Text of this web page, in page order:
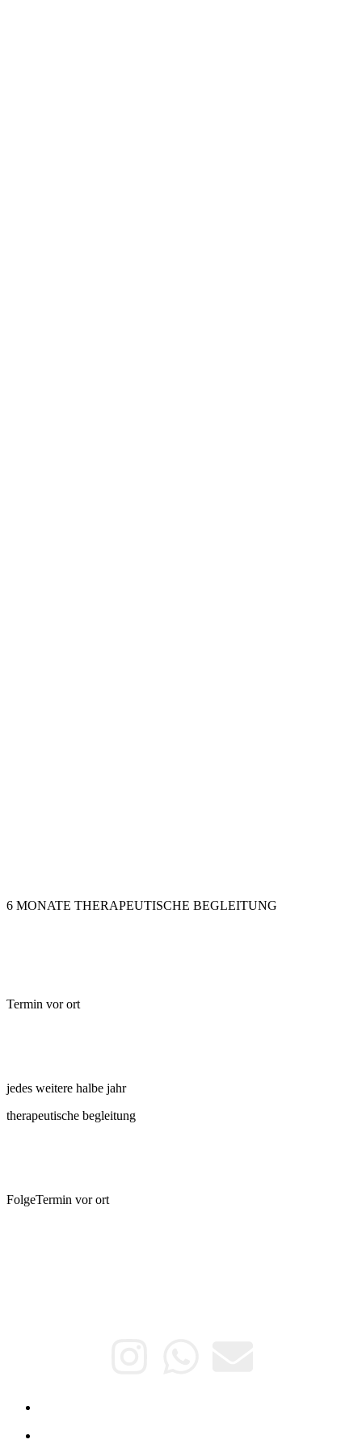
6 MONATE THERAPEUTISCHE BEGLEITUNG
Termin vor ort
jedes weitere halbe jahr
therapeutische begleitung
FolgeTermin vor ort